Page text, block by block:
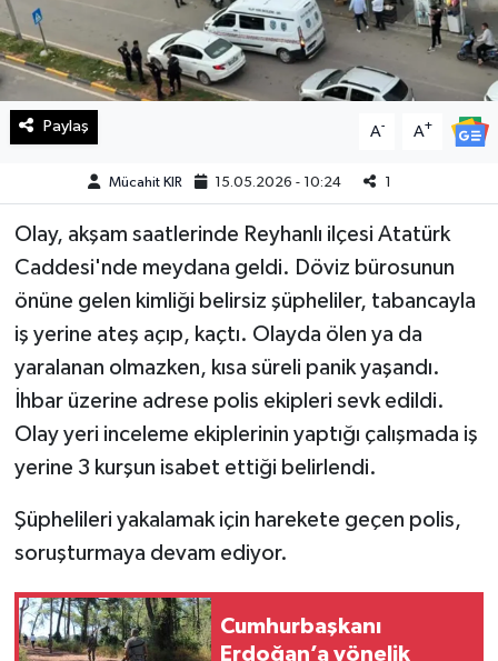
Paylaş A- A+
Mücahit KIR 15.05.2026 - 10:24 1
Olay, akşam saatlerinde Reyhanlı ilçesi Atatürk
Caddesi'nde meydana geldi. Döviz bürosunun
önüne gelen kimliği belirsiz şüpheliler, tabancayla
iş yerine ateş açıp, kaçtı. Olayda ölen ya da
yaralanan olmazken, kısa süreli panik yaşandı.
İhbar üzerine adrese polis ekipleri sevk edildi.
Olay yeri inceleme ekiplerinin yaptığı çalışmada iş
yerine 3 kurşun isabet ettiği belirlendi.
Şüphelileri yakalamak için harekete geçen polis,
soruşturmaya devam ediyor.
Cumhurbaşkanı
Erdoğan’a yönelik
Resmi İlan
Sağlık
Spor
SürManşet
Teknoloji
KAHRAMANMARAŞ